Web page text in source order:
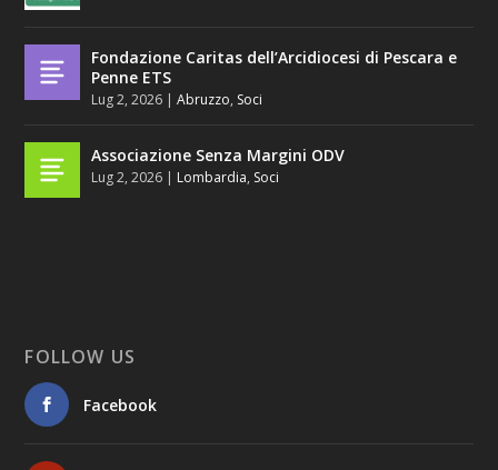
Fondazione Caritas dell’Arcidiocesi di Pescara e
Penne ETS
Lug 2, 2026 |Abruzzo, Soci
Associazione Senza Margini ODV
Lug 2, 2026 | Lombardia, Soci
FOLLOW US
Facebook